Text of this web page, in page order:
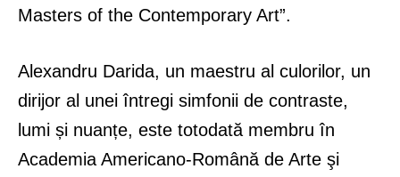
Masters of the Contemporary Art”.
Alexandru Darida, un maestru al culorilor, un
dirijor al unei întregi simfonii de contraste,
lumi și nuanțe, este totodată membru în
Academia Americano-Română de Arte şi